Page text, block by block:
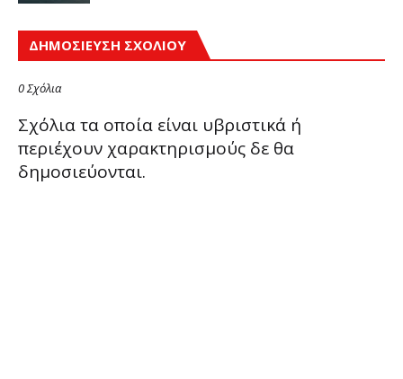
ΔΗΜΟΣΊΕΥΣΗ ΣΧΟΛΊΟΥ
0 Σχόλια
Σχόλια τα οποία είναι υβριστικά ή
περιέχουν χαρακτηρισμούς δε θα
δημοσιεύονται.